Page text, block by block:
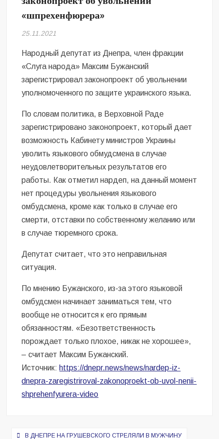
Безугла закликає валити Сирського
Світові бренди одягу та взуття: розвиток ринку та вплив на
сучасну моду
Командувач ВМС Неїжпапа закликав не дестабілізувати ситуацію
навколо керівництва армії
«шпрехенфюрера»
25.11.2021
Народный депутат из Днепра, член фракции
«Слуга народа» Максим Бужанский
зарегистрировал законопроект об увольнении
уполномоченного по защите украинского языка.
По словам политика, в Верховной Раде
зарегистрировано законопроект, который дает
возможность Кабинету министров Украины
уволить языкового обмудсмена в случае
неудовлетворительных результатов его
работы. Как отметил нардеп, на данный момент
нет процедуры увольнения языкового
омбудсмена, кроме как только в случае его
смерти, отставки по собственному желанию или
в случае тюремного срока.
Депутат считает, что это неправильная
ситуация.
По мнению Бужанского, из-за этого языковой
омбудсмен начинает заниматься тем, что
вообще не относится к его прямым
обязанностям. «Безответственность
порождает только плохое, никак не хорошее»,
– считает Максим Бужанский.
Источник: https://dnepr.news/news/nardep-iz-
dnepra-zaregistriroval-zakonoproekt-ob-uvol-nenii-
shprehenfyurera-video
В ДНЕПРЕ НА ГРУШЕВСКОГО СТРЕЛЯЛИ В МУЖЧИНУ